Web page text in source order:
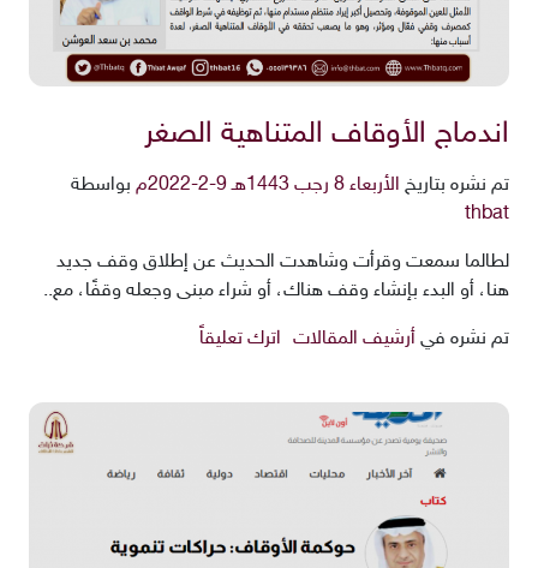
اندماج الأوقاف المتناهية الصغر
تم نشره بتاريخ الأربعاء 8 رجب 1443هـ 9-2-2022م
بواسطة
thbat
لطالما سمعت وقرأت وشاهدت الحديث عن إطلاق وقف جديد
هنا، أو البدء بإنشاء وقف هناك، أو شراء مبنى وجعله وقفًا، مع..
تم نشره في أرشيف المقالات اترك تعليقاً